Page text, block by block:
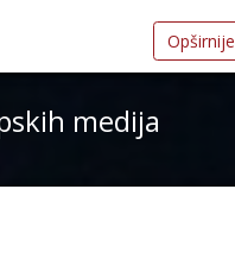
Opširnije
medija